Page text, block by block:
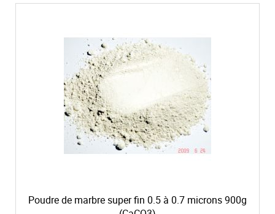
Poudre de marbre super fin 0.5 à 0.7 microns 900g